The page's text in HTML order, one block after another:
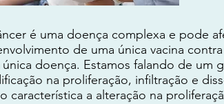
é uma doença complexa e pode
de uma única vacina
única doença. Estamos falando de um
na proliferação, infiltração e
característica a alteração na